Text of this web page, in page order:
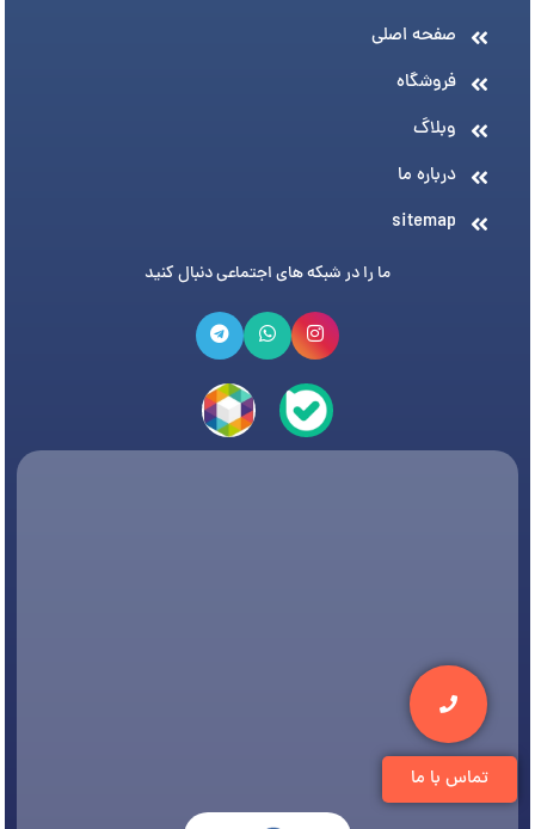
تماس با ما
صفحه اصلی
فروشگاه
وبلاگ
درباره ما
sitemap
ما را در شبکه های اجتماعی دنبال کنید